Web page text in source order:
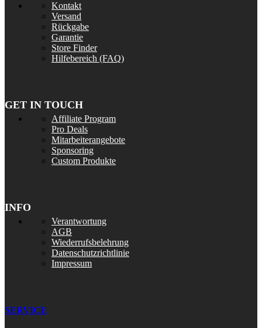
Kontakt
Versand
Rückgabe
Garantie
Store Finder
Hilfebereich (FAQ)
GET IN TOUCH
Affiliate Program
Pro Deals
Mitarbeiterangebote
Sponsoring
Custom Produkte
INFO
Verantwortung
AGB
Wiederrufsbelehrung
Datenschutzrichtlinie
Impressum
SERVICE